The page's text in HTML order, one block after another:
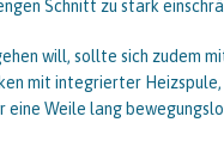
Schnitt zu stark
will, sollte sich zudem
mit integrierter
Weile lang